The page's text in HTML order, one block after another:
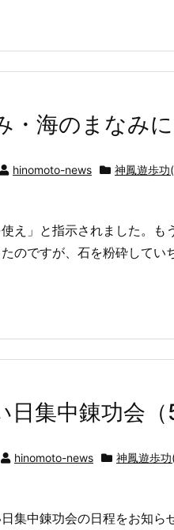
・海のまなみ
hinomoto-news 神鳳遊歩功
え」と指示されました。
のですが、石を粉砕してい
日集中錬功会
hinomoto-news 神鳳遊歩
集中錬功会の日程をお知